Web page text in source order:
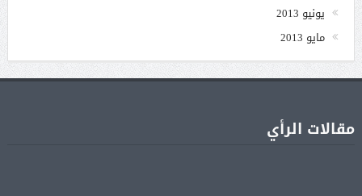
يونيو 2013
مايو 2013
مقالات الرأي